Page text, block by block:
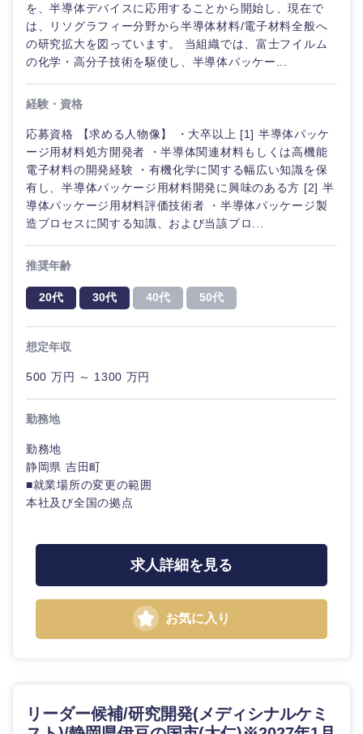
近畿地方
滋賀県
奈良県
を、半導体デバイスに応用することから開始し、現在で
は、リソグラフィー分野から半導体材料/電子材料全般へ
の研究拡大を図っています。 当組織では、富士フイルム
の化学・高分子技術を駆使し、半導体パッケー...
経験・資格
応募資格 【求める人物像】 ・大卒以上 [1] 半導体パッケ
ージ用材料処方開発者 ・半導体関連材料もしくは高機能
電子材料の開発経験 ・有機化学に関する幅広い知識を保
有し、半導体パッケージ用材料開発に興味のある方 [2] 半
導体パッケージ用材料評価技術者 ・半導体パッケージ製
造プロセスに関する知識、および当該プロ...
推奨年齢
20代 30代 40代 50代
想定年収
500 万円 ～ 1300 万円
勤務地
勤務地
静岡県 吉田町
■就業場所の変更の範囲
本社及び全国の拠点
求人詳細を見る
お気に入り
リーダー候補/研究開発(メディシナルケミ